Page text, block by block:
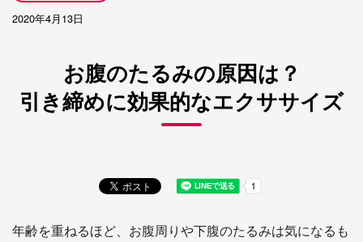
2020年4月13日
お腹のたるみの原因は？
引き締めに効果的なエクササイズ
年齢を重ねるほど、お腹周りや下腹のたるみは気になるも